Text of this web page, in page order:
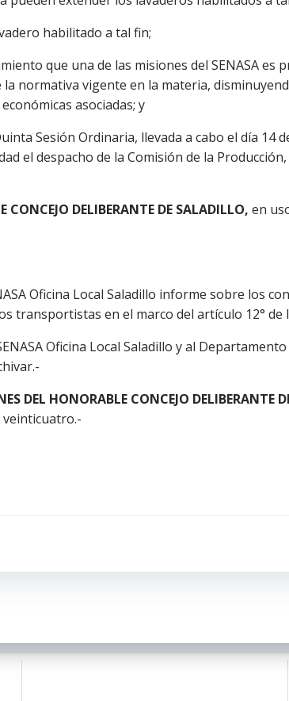
habilitado a tal fin;
que una de las misiones del SENASA
normativa vigente en la materia,
asociadas; y
Sesión Ordinaria, llevada a cabo el día 14
el despacho de la Comisión de la
CONCEJO DELIBERANTE DE SALADILLO, en
Oficina Local Saladillo informe sobre los
transportistas en el marco del artículo 12° de
Oficina Local Saladillo y al
DEL HONORABLE CONCEJO DELIBERANTE
veinticuatro.-